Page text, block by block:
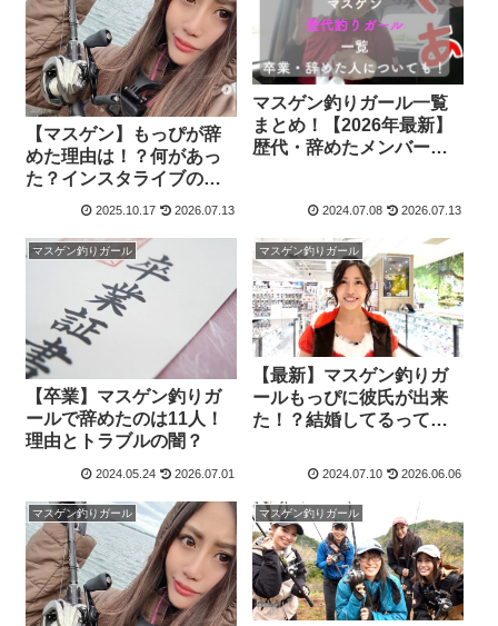
【マスゲン】もっぴが辞
めた理由は！？何があっ
た？インスタライブの内
容を調査！
2025.10.17 2026.07.13
マスゲン釣りガール一覧
まとめ！【2026年最新】
歴代・辞めたメンバーは
2024.07.08 2026.07.13
マスゲン釣りガール
【卒業】マスゲン釣りガ
ールで辞めたのは11人！
理由とトラブルの闇？
2024.05.24 2026.07.01
マスゲン釣りガール
【最新】マスゲン釣りガ
ールもっぴに彼氏が出来
た！？結婚してるってマ
2024.07.10 2026.06.06
マスゲン釣りガール マスゲン釣りガール